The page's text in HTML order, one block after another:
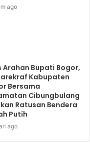
ago
Arahan Bupati Bogor,
Kabupaten
Bersama
Cibungbulang
Ratusan Bendera
Putih
ago